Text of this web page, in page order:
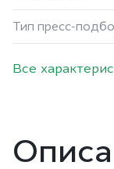
Тип пресс-
Все